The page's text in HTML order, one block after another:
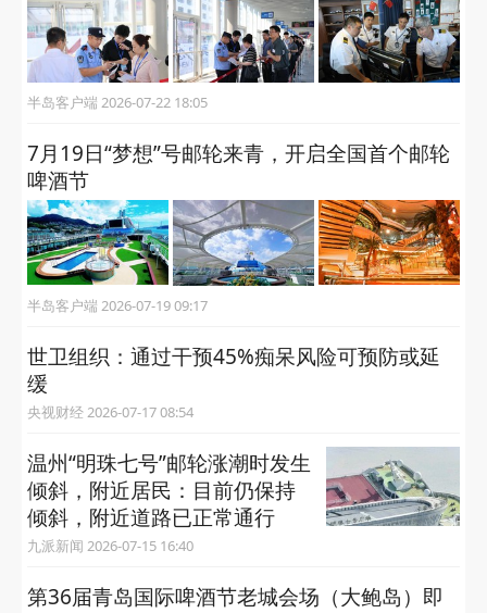
半岛客户端 2026-07-22 18:05
7月19日“梦想”号邮轮来青，开启全国首个邮轮
啤酒节
半岛客户端 2026-07-19 09:17
世卫组织：通过干预45%痴呆风险可预防或延
缓
央视财经 2026-07-17 08:54
温州“明珠七号”邮轮涨潮时发生
倾斜，附近居民：目前仍保持
倾斜，附近道路已正常通行
九派新闻 2026-07-15 16:40
第36届青岛国际啤酒节老城会场（大鲍岛）即